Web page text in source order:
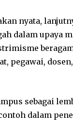
nyata,
dalam upaya
pegawai,
sebagai
dalam